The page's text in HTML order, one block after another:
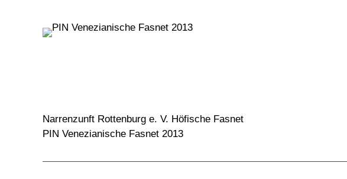
Narrenzunft Rottenburg e. V. Höfische Fasnet
PIN Venezianische Fasnet 2013